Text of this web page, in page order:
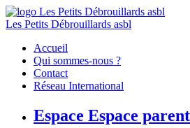
Les Petits Débrouillards asbl
Accueil
Qui sommes-nous ?
Contact
Réseau International
Espace Espace